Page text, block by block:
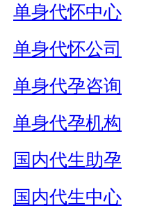
单身代怀中心
单身代怀公司
单身代孕咨询
单身代孕机构
国内代生助孕
国内代生中心